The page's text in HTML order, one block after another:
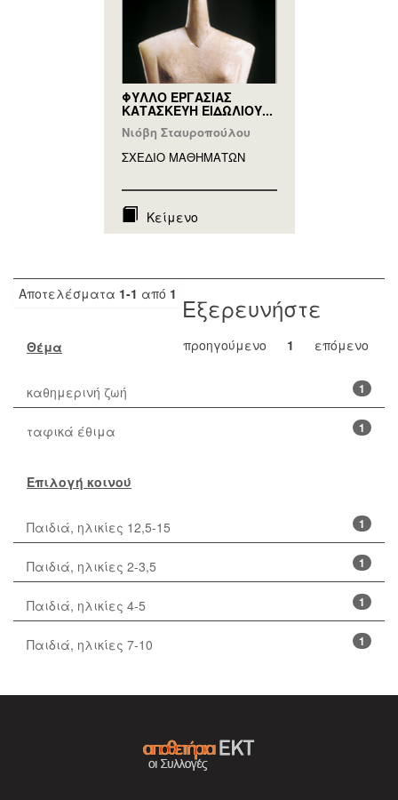
ΦΥΛΛΟ ΕΡΓΑΣΙΑΣ
ΚΑΤΑΣΚΕΥΗ ΕΙΔΩΛΙΟΥ...
Νιόβη Σταυροπούλου
ΣΧΕΔΙΟ ΜΑΘΗΜAΤΩΝ
Κείμενο
Αποτελέσματα 1-1 από 1
προηγούμενο 1 επόμενο
Εξερευνήστε
Θέμα
1
καθημερινή ζωή
1
ταφικά έθιμα
Επιλογή κοινού
1
Παιδιά, ηλικίες 12,5-15
1
Παιδιά, ηλικίες 2-3,5
1
Παιδιά, ηλικίες 4-5
1
Παιδιά, ηλικίες 7-10